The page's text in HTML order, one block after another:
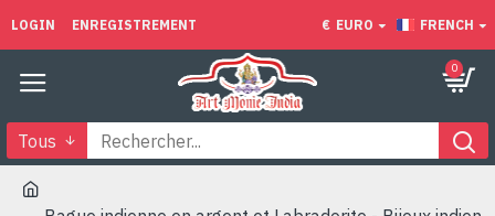
LOGIN ENREGISTREMENT € EURO FRENCH
0
Tous